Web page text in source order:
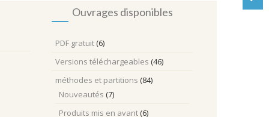
Ouvrages disponibles
PDF gratuit (6)
Versions téléchargeables (46)
méthodes et partitions (84)
Nouveautés (7)
Produits mis en avant (6)